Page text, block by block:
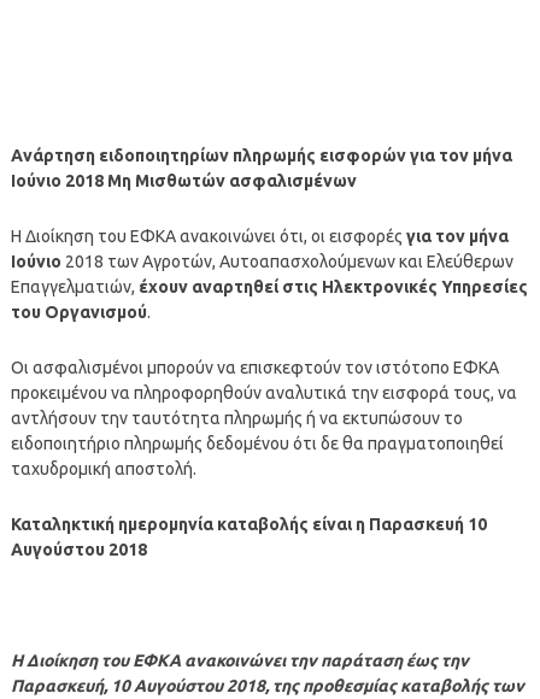
Ανάρτηση ειδοποιητηρίων πληρωμής εισφορών για τον μήνα
Ιούνιο 2018 Μη Μισθωτών ασφαλισμένων
Η Διοίκηση του ΕΦΚΑ ανακοινώνει ότι, οι εισφορές για τον μήνα
Ιούνιο 2018 των Αγροτών, Αυτοαπασχολούμενων και Ελεύθερων
Επαγγελματιών, έχουν αναρτηθεί στις Ηλεκτρονικές Υπηρεσίες
του Οργανισμού.
Οι ασφαλισμένοι μπορούν να επισκεφτούν τον ιστότοπο ΕΦΚΑ
προκειμένου να πληροφορηθούν αναλυτικά την εισφορά τους, να
αντλήσουν την ταυτότητα πληρωμής ή να εκτυπώσουν το
ειδοποιητήριο πληρωμής δεδομένου ότι δε θα πραγματοποιηθεί
ταχυδρομική αποστολή.
Καταληκτική ημερομηνία καταβολής είναι η Παρασκευή 10
Αυγούστου 2018
Η Διοίκηση του ΕΦΚΑ ανακοινώνει την παράταση έως την
Παρασκευή, 10 Αυγούστου 2018, της προθεσμίας καταβολής των